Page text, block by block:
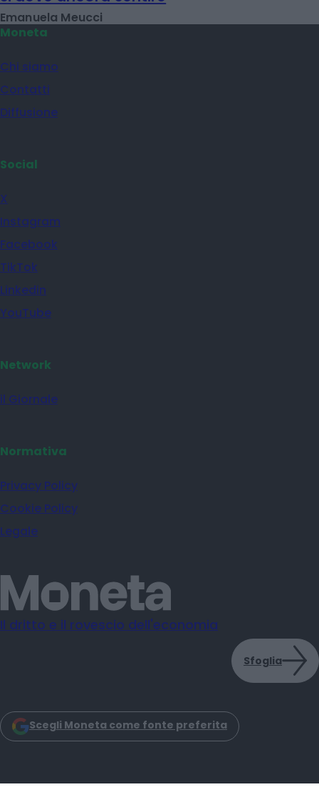
Emanuela Meucci
Moneta
Chi siamo
Contatti
Diffusione
Social
X
Instagram
Facebook
TikTok
Linkedin
YouTube
Network
il Giornale
Normativa
Privacy Policy
Cookie Policy
Legale
Il dritto e il rovescio dell'economia
Sfoglia
Scegli Moneta come fonte preferita